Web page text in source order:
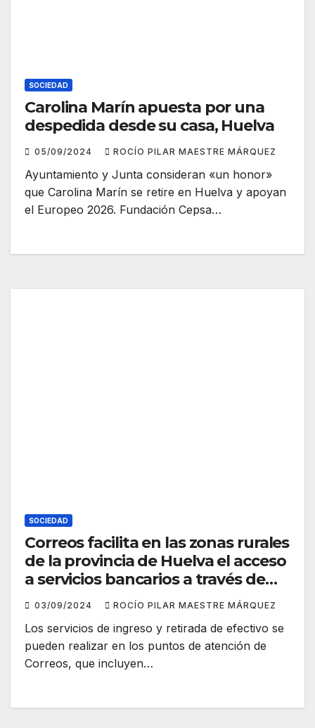
SOCIEDAD
Carolina Marín apuesta por una
despedida desde su casa, Huelva
05/09/2024 ROCÍO PILAR MAESTRE MÁRQUEZ
Ayuntamiento y Junta consideran «un honor»
que Carolina Marín se retire en Huelva y apoyan
el Europeo 2026. Fundación Cepsa…
SOCIEDAD
Correos facilita en las zonas rurales
de la provincia de Huelva el acceso
a servicios bancarios a través de
‘Correos Cash’
03/09/2024 ROCÍO PILAR MAESTRE MÁRQUEZ
Los servicios de ingreso y retirada de efectivo se
pueden realizar en los puntos de atención de
Correos, que incluyen…